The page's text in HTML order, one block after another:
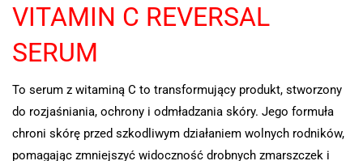
VITAMIN C REVERSAL
SERUM
To serum z witaminą C to transformujący produkt, stworzony
do rozjaśniania, ochrony i odmładzania skóry. Jego formuła
chroni skórę przed szkodliwym działaniem wolnych rodników,
pomagając zmniejszyć widoczność drobnych zmarszczek i